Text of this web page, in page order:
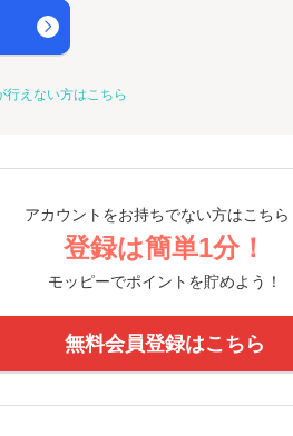
行えない方はこちら
アカウントをお持ちでない方はこちら
登録は簡単1分！
モッピーでポイントを貯めよう！
無料会員登録はこちら